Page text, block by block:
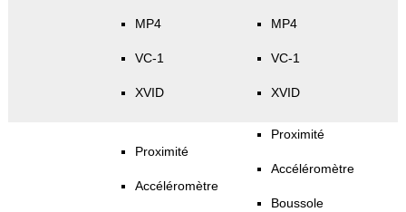
MP4
VC-1
XVID
MP4
VC-1
XVID
Proximité
Accéléromètre
Proximité
Accéléromètre
Boussole